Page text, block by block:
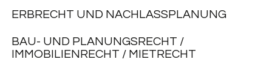
ERBRECHT UND NACHLASSPLANUNG
BAU- UND PLANUNGSRECHT /
IMMOBILIENRECHT / MIETRECHT